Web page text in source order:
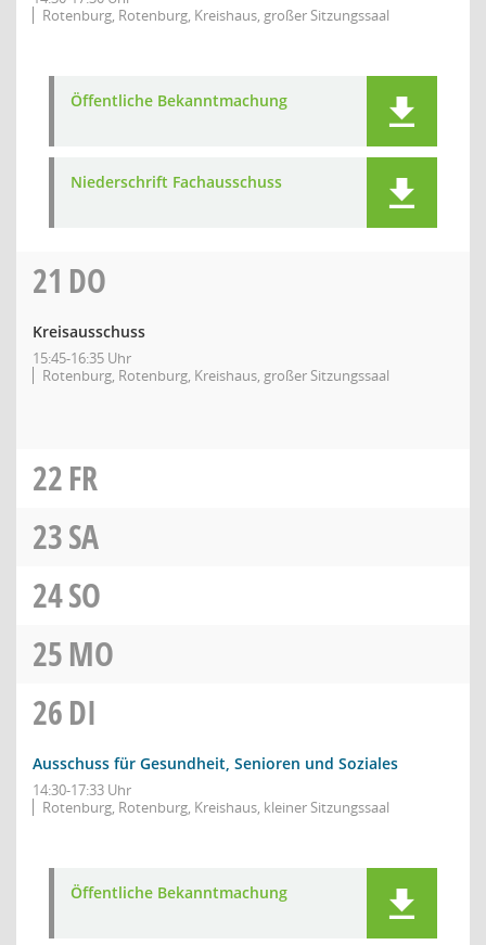
Rotenburg, Rotenburg, Kreishaus, großer Sitzungssaal
Öffentliche Bekanntmachung
Niederschrift Fachausschuss
21 DO
Kreisausschuss
15:45-16:35 Uhr
Rotenburg, Rotenburg, Kreishaus, großer Sitzungssaal
22FR
23SA
24SO
25MO
26DI
Ausschuss für Gesundheit, Senioren und Soziales
14:30-17:33 Uhr
Rotenburg, Rotenburg, Kreishaus, kleiner Sitzungssaal
Öffentliche Bekanntmachung